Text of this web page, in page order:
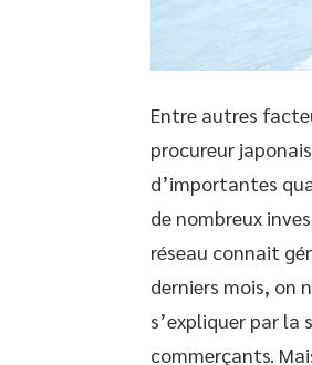
Entre autres
procureur
d’importantes
de nombreux
réseau connait
derniers mois, on
s’expliquer par la
commerçants.